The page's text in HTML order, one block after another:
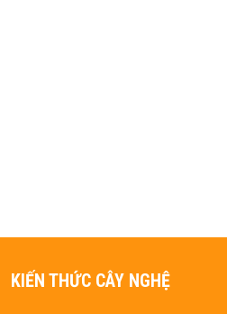
KIẾN THỨC CÂY NGHỆ